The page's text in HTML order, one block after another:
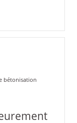
bétonisation